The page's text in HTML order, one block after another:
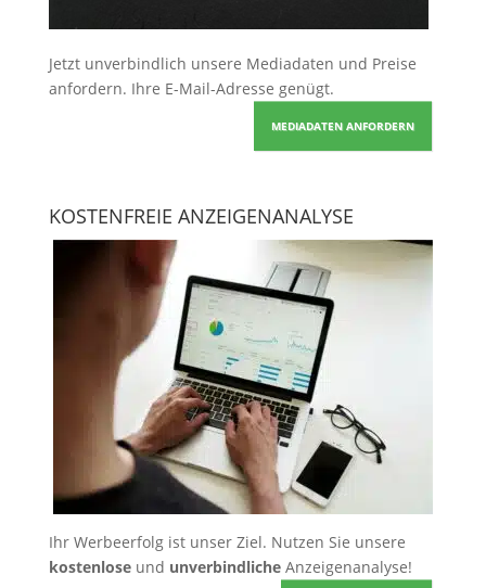
Jetzt unverbindlich unsere Mediadaten und Preise
anfordern. Ihre E-Mail-Adresse genügt.
MEDIADATEN ANFORDERN
KOSTENFREIE ANZEIGENANALYSE
Ihr Werbeerfolg ist unser Ziel. Nutzen Sie unsere
kostenloseund unverbindlicheAnzeigenanalyse!